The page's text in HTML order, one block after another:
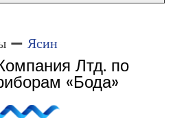
— Ясин
Лтд. по
«Бода»